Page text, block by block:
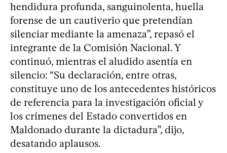
hendidura profunda, sanguinolenta, huella
forense de un cautiverio que pretendían
silenciar mediante la amenaza”, repasó el
integrante de la Comisión Nacional. Y
continuó, mientras el aludido asentía en
silencio: “Su declaración, entre otras,
constituye uno de los antecedentes históricos
de referencia para la investigación oficial y
los crímenes del Estado convertidos en
Maldonado durante la dictadura”, dijo,
desatando aplausos.